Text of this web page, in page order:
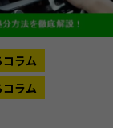
ラム
ラム